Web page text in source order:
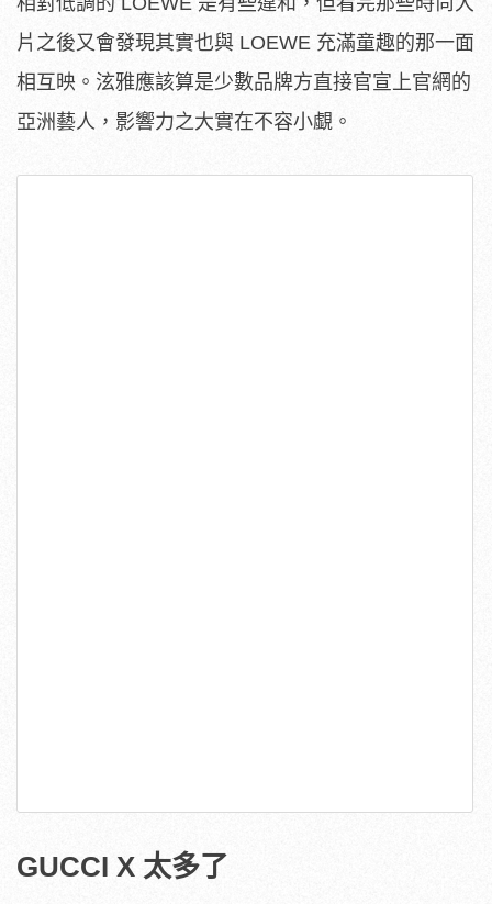
片之後又會發現其實也與 LOEWE 充滿童趣的那一面
相互映。泫雅應該算是少數品牌方直接官宣上官網的
亞洲藝人，影響力之大實在不容小覷。
GUCCI X 太多了